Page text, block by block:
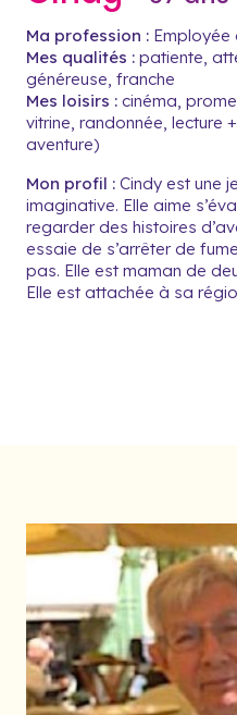
Ma profession : Employée
Mes qualités : patiente,
généreuse, franche
Mes loisirs : cinéma,
vitrine, randonnée, lecture
aventure)
Mon profil : Cindy est une
imaginative. Elle aime
regarder des histoires
essaie de s’arrêter de
pas. Elle est maman de
Elle est attachée à sa